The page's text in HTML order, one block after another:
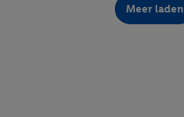
Meer laden